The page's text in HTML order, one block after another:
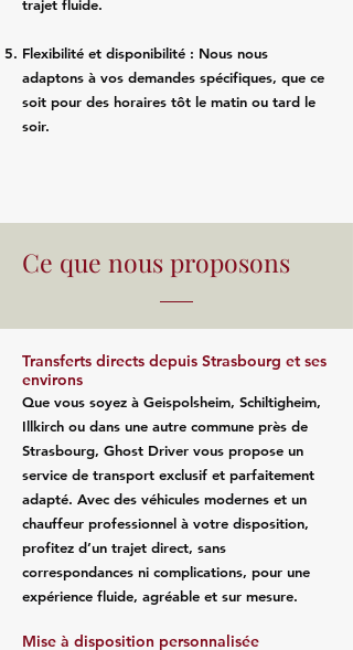
trajet fluide.
Flexibilité et disponibilité : Nous nous
adaptons à vos demandes spécifiques, que ce
soit pour des horaires tôt le matin ou tard le
soir.
Ce que nous proposons
Transferts directs depuis Strasbourg et ses
environs
Que vous soyez à Geispolsheim, Schiltigheim,
Illkirch ou dans une autre commune près de
Strasbourg, Ghost Driver vous propose un
service de transport exclusif et parfaitement
adapté. Avec des véhicules modernes et un
chauffeur professionnel à votre disposition,
profitez d’un trajet direct, sans
correspondances ni complications, pour une
expérience fluide, agréable et sur mesure.
Mise à disposition personnalisée